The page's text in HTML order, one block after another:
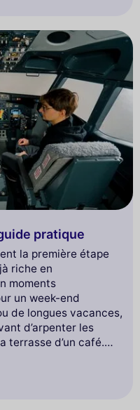
Gaulle,
désormais les
du 15e
pratique
la première étape
riche en
moments
un week-end
de longues vacances,
d’arpenter les
terrasse d’un café.